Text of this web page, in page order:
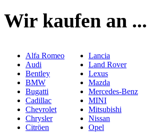
Wir kaufen an ...
Alfa Romeo
Audi
Bentley
BMW
Bugatti
Cadillac
Chevrolet
Chrysler
Citröen
Lancia
Land Rover
Lexus
Mazda
Mercedes-Benz
MINI
Mitsubishi
Nissan
Opel